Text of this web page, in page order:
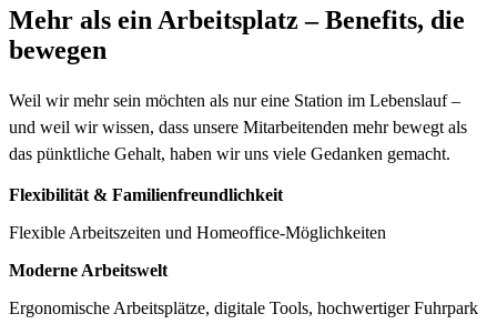
Mehr als ein Arbeitsplatz – Benefits, die
bewegen
Weil wir mehr sein möchten als nur eine Station im Lebenslauf –
und weil wir wissen, dass unsere Mitarbeitenden mehr bewegt als
das pünktliche Gehalt, haben wir uns viele Gedanken gemacht.
Flexibilität & Familienfreundlichkeit
Flexible Arbeitszeiten und Homeoffice-Möglichkeiten
Moderne Arbeitswelt
Ergonomische Arbeitsplätze, digitale Tools, hochwertiger Fuhrpark